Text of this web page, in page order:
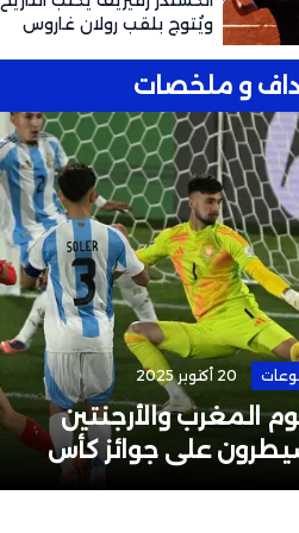
ويُتوج بلقب رولان غاروس
و ملخصات
20 أكتوبر 2025
المغرب والأرجنتين
على جوائز كأس
تحت 20 سنة